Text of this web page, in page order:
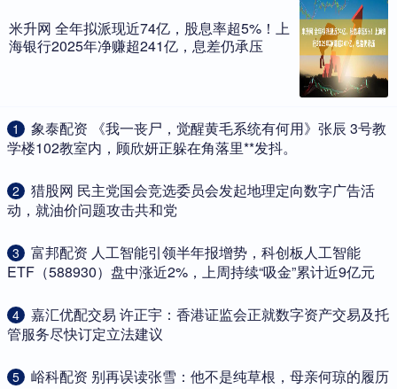
米升网 全年拟派现近74亿，股息率超5%！上
海银行2025年净赚超241亿，息差仍承压
1
​象泰配资 《我一丧尸，觉醒黄毛系统有何用》张辰 3号教
学楼102教室内，顾欣妍正躲在角落里**发抖。
2
​猎股网 民主党国会竞选委员会发起地理定向数字广告活
动，就油价问题攻击共和党
3
​富邦配资 人工智能引领半年报增势，科创板人工智能
ETF（588930）盘中涨近2%，上周持续“吸金”累计近9亿元
4
​嘉汇优配交易 许正宇：香港证监会正就数字资产交易及托
管服务尽快订定立法建议
5
​峪科配资 别再误读张雪：他不是纯草根，母亲何琼的履历